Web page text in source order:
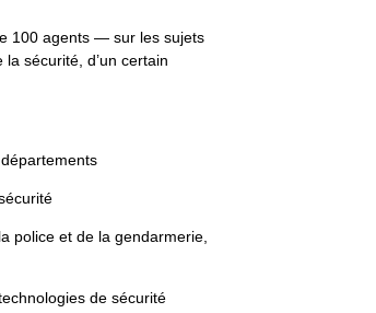
100 agents — sur les sujets
sécurité, d’un certain
police et de la gendarmerie,
de sécurité